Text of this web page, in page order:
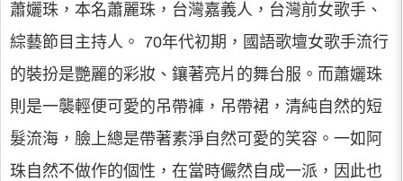
蕭孋珠，本名蕭麗珠，台灣嘉義人，台灣前女歌手、
綜藝節目主持人。 70年代初期，國語歌壇女歌手流行
的裝扮是艷麗的彩妝、鑲著亮片的舞台服。而蕭孋珠
則是一襲輕便可愛的吊帶褲，吊帶裙，清純自然的短
髮流海，臉上總是帶著素淨自然可愛的笑容。一如阿
珠自然不做作的個性，在當時儼然自成一派，因此也